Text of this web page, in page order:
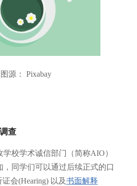
图源： Pixabay
查
校学术诚信部门（简称AIO）
，同学们可以通过后续正式的口
会(Hearing) 以及书面解释